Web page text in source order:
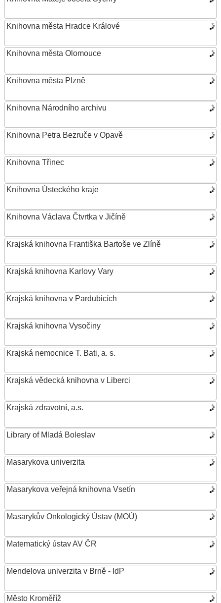
Knihovna města Hradce Králové
Knihovna města Olomouce
Knihovna města Plzně
Knihovna Národního archivu
Knihovna Petra Bezruče v Opavě
Knihovna Třinec
Knihovna Ústeckého kraje
Knihovna Václava Čtvrtka v Jičíně
Krajská knihovna Františka Bartoše ve Zlíně
Krajská knihovna Karlovy Vary
Krajská knihovna v Pardubicích
Krajská knihovna Vysočiny
Krajská nemocnice T. Bati, a. s.
Krajská vědecká knihovna v Liberci
Krajská zdravotní, a.s.
Library of Mladá Boleslav
Masarykova univerzita
Masarykova veřejná knihovna Vsetín
Masarykův Onkologický Ústav (MOÚ)
Matematický ústav AV ČR
Mendelova univerzita v Brně - IdP
Město Kroměříž